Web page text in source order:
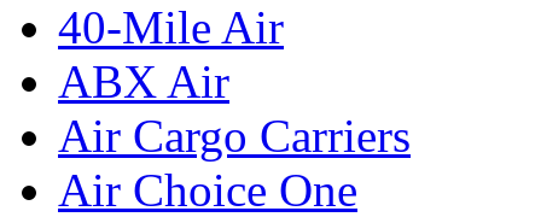
40-Mile Air
ABX Air
Air Cargo Carriers
Air Choice One